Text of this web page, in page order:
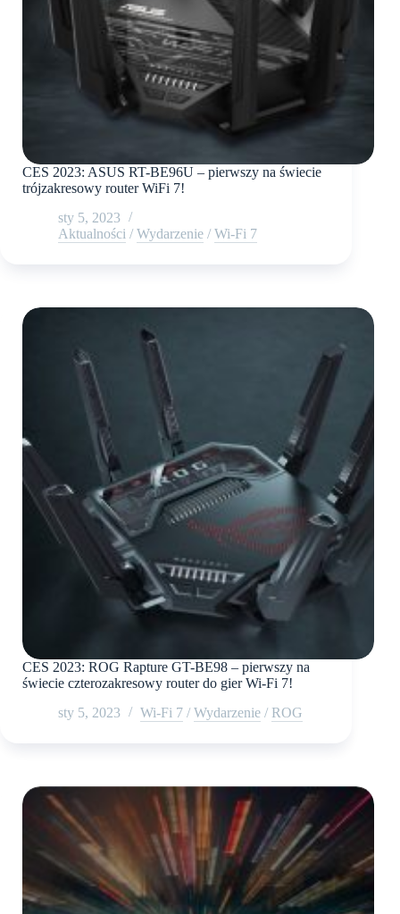
CES 2023: ASUS RT-BE96U – pierwszy na świecie
trójzakresowy router WiFi 7!
sty 5, 2023
Aktualności /Wydarzenie /Wi-Fi 7
CES 2023: ROG Rapture GT-BE98 – pierwszy na
świecie czterozakresowy router do gier Wi-Fi 7!
sty 5, 2023
Wi-Fi 7 /Wydarzenie / ROG